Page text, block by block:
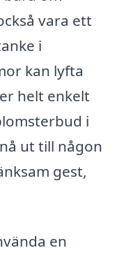
vara ett
i
kan lyfta
helt enkelt
i
ut till någon
gest,
en